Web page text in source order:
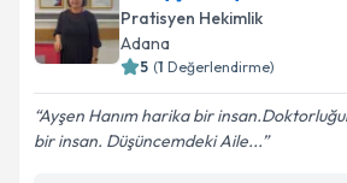
Takvim Talebini
oluşturun. Size bu uzmandan
takvim hazırlandığında e-posta ile
Pratisyen Hekimlik
Adana
5 (1 Değerlendirme)
Ayşen Hanım harika bir
bir insan. Düşüncemdeki Aile...